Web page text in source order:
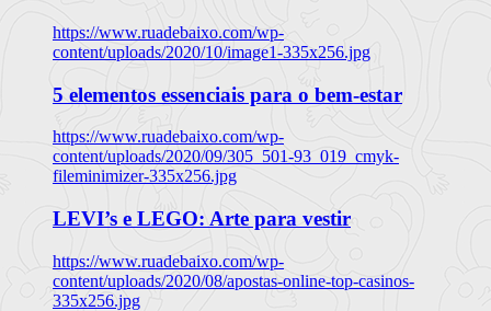
https://www.ruadebaixo.com/wp-
content/uploads/2020/10/image1-335x256.jpg
5 elementos essenciais para o bem-estar
https://www.ruadebaixo.com/wp-
content/uploads/2020/09/305_501-93_019_cmyk-
fileminimizer-335x256.jpg
LEVI’s e LEGO: Arte para vestir
https://www.ruadebaixo.com/wp-
content/uploads/2020/08/apostas-online-top-casinos-
335x256.jpg